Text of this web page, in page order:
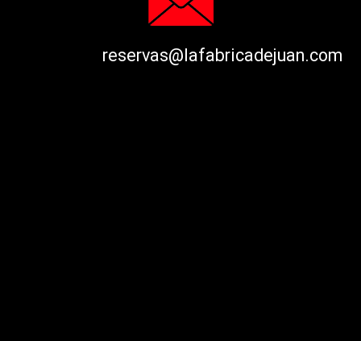
reservas@lafabricadejuan.com